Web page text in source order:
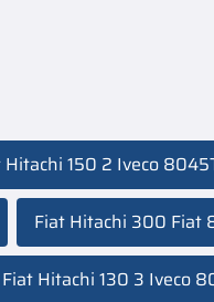
Hitachi 150 2 Iveco
Fiat Hitachi 300 Fiat
Fiat Hitachi 130 3 Iveco